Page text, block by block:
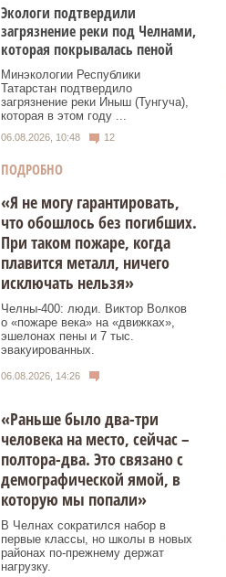
Экологи подтвердили
загрязнение реки под Челнами,
которая покрывалась пеной
Минэкологии Республики
Татарстан подтвердило
загрязнение реки Иныш (Тунгуча),
которая в этом году ...
06.08.2026, 10:48 12
ПОДРОБНО
«Я не могу гарантировать,
что обошлось без погибших.
При таком пожаре, когда
плавится металл, ничего
исключать нельзя»
Челны-400: люди. Виктор Волков
о «пожаре века» на «движках»,
эшелонах пены и 7 тыс.
эвакуированных.
06.08.2026, 14:26
«Раньше было два-три
человека на место, сейчас –
полтора-два. Это связано с
демографической ямой, в
которую мы попали»
В Челнах сократился набор в
первые классы, но школы в новых
районах по-прежнему держат
нагрузку.